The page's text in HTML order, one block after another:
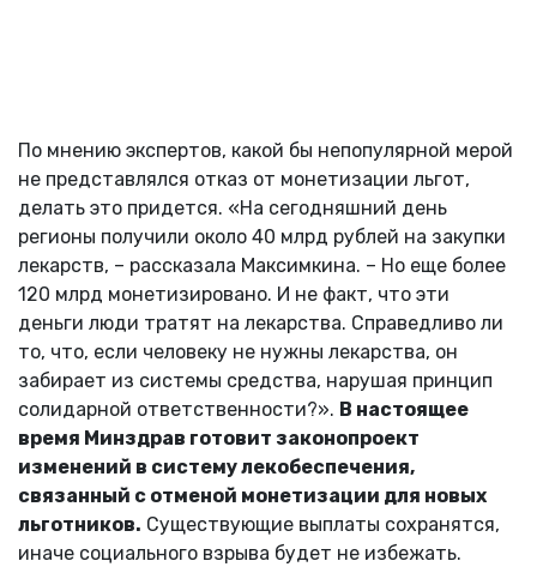
По мнению экспертов, какой бы непопулярной мерой
не представлялся отказ от монетизации льгот,
делать это придется. «На сегодняшний день
регионы получили около 40 млрд рублей на закупки
лекарств, – рассказала Максимкина. – Но еще более
120 млрд монетизировано. И не факт, что эти
деньги люди тратят на лекарства. Справедливо ли
то, что, если человеку не нужны лекарства, он
забирает из системы средства, нарушая принцип
солидарной ответственности?». В настоящее
время Минздрав готовит законопроект
изменений в систему лекобеспечения,
связанный с отменой монетизации для новых
льготников. Существующие выплаты сохранятся,
иначе социального взрыва будет не избежать.